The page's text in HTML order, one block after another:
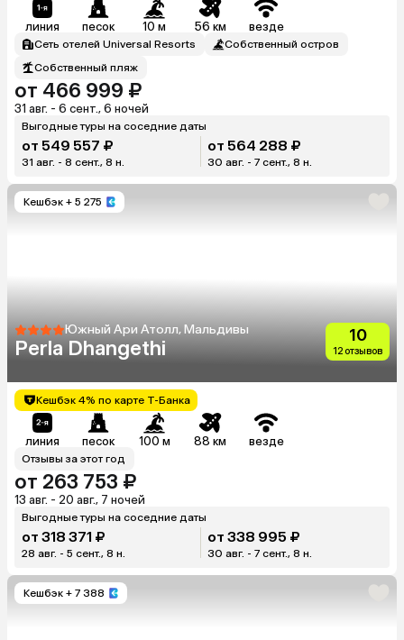
линия песок 10 м 56 км везде
Сеть отелей Universal Resorts
Собственный остров
Собственный пляж
от 466 999 ₽
31 авг. - 6 сент., 6 ночей
Выгодные туры на соседние даты
от 549 557 ₽
31 авг. - 8 сент., 8 н.
от 564 288 ₽
30 авг. - 7 сент., 8 н.
Кешбэк + 5 275
Южный Ари Атолл, Мальдивы
Perla Dhangethi
10
12 отзывов
Кешбэк 4% по карте Т-Банка
линия песок 100 м 88 км везде
Отзывы за этот год
от 263 753 ₽
13 авг. - 20 авг., 7 ночей
Выгодные туры на соседние даты
от 318 371 ₽
28 авг. - 5 сент., 8 н.
от 338 995 ₽
30 авг. - 7 сент., 8 н.
Кешбэк + 7 388